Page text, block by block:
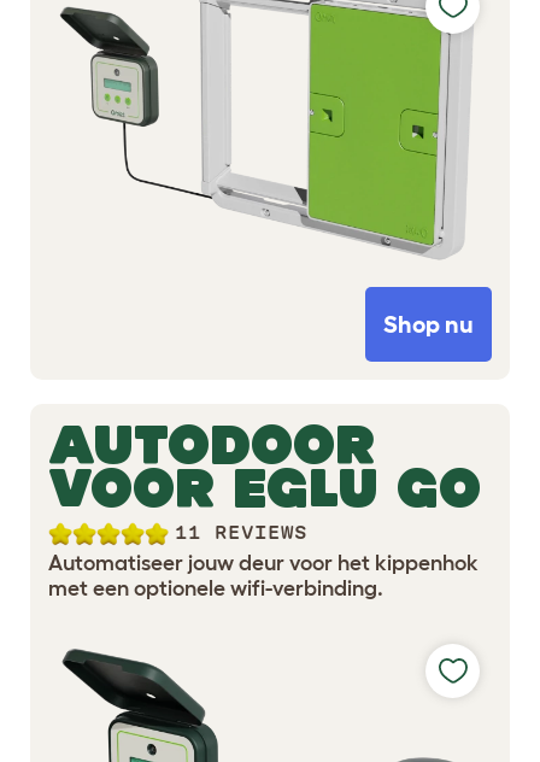
Shop nu
AUTODOOR
VOOR EGLU GO
11 REVIEWS
Automatiseer jouw deur voor het kippenhok
met een optionele wifi-verbinding.